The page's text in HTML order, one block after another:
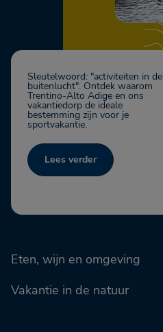
Sleutelwoord: "activiteiten in de
buitenlucht". Ontdek waarom
Trentino-Alto Adige en ons
vakantiedorp de ideale
bestemming zijn voor je
sportvakantie.
Lees verder
Eten, wijn en omgeving
Vakantie in de natuur